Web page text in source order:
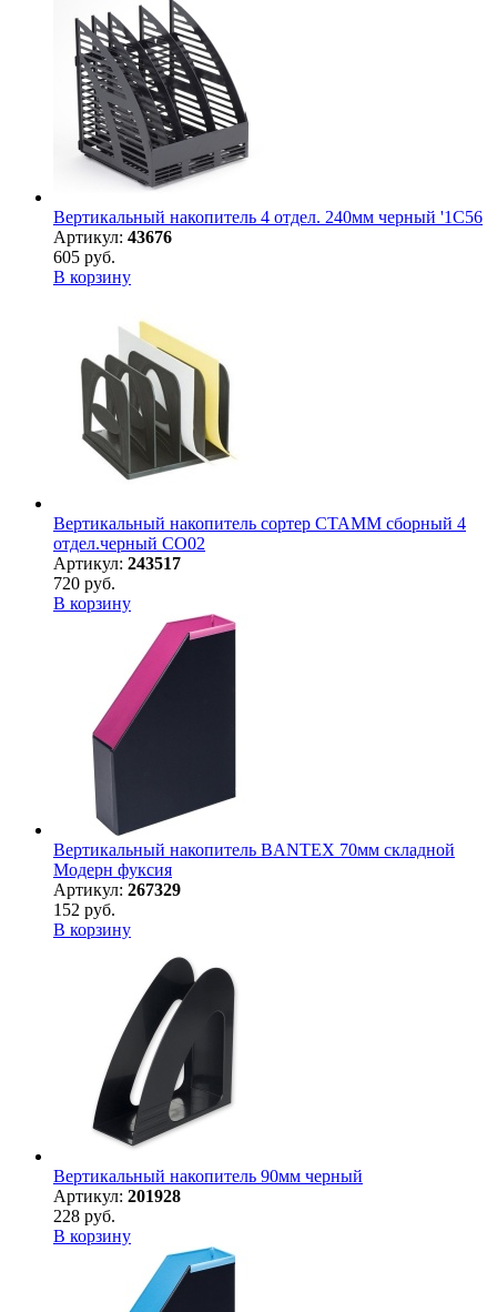
Вертикальный накопитель 4 отдел. 240мм черный '1С56
Артикул: 43676
605 руб.
В корзину
Вертикальный накопитель сортер СТАММ сборный 4
отдел.черный СО02
Артикул: 243517
720 руб.
В корзину
Вертикальный накопитель BANTEX 70мм складной
Модерн фуксия
Артикул: 267329
152 руб.
В корзину
Вертикальный накопитель 90мм черный
Артикул: 201928
228 руб.
В корзину